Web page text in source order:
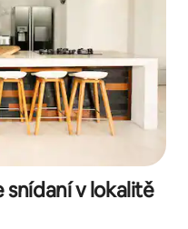
snídaní v lokalitě